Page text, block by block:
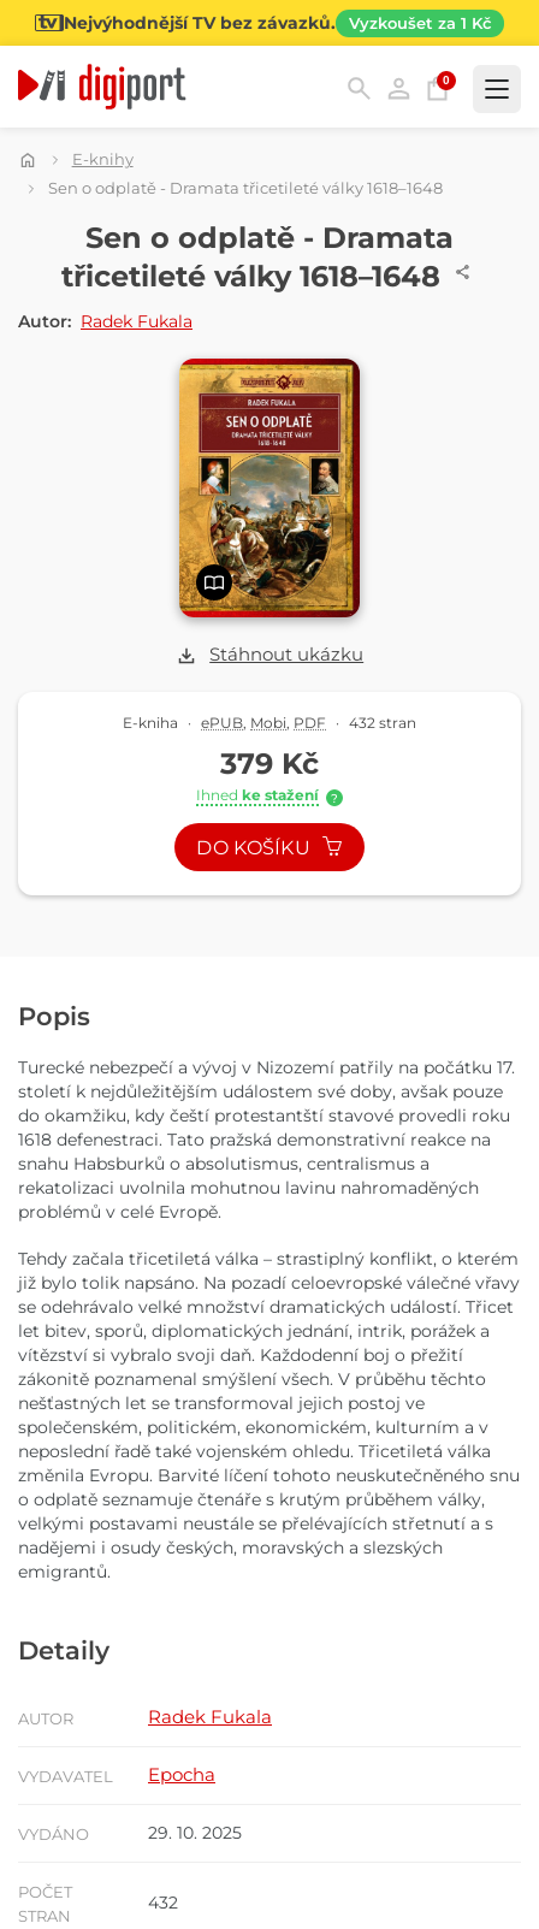
Nejvýhodnější TV bez závazků. Vyzkoušet za 1 Kč
0
Kategorie
E-knihy
Sen o odplatě - Dramata třicetileté války 1618–1648
Stáhnout ukázku
Sen o odplatě - Dramata
třicetileté války 1618–1648
Autor: Radek Fukala
E-kniha · ePUB, Mobi, PDF · 432 stran
379 Kč
Ihned ke stažení ?
DO KOŠÍKU
Popis
Turecké nebezpečí a vývoj v Nizozemí patřily na počátku 17.
století k nejdůležitějším událostem své doby, avšak pouze
do okamžiku, kdy čeští protestantští stavové provedli roku
1618 defenestraci. Tato pražská demonstrativní reakce na
snahu Habsburků o absolutismus, centralismus a
rekatolizaci uvolnila mohutnou lavinu nahromaděných
problémů v celé Evropě.
Tehdy začala třicetiletá válka – strastiplný konflikt, o kterém
již bylo tolik napsáno. Na pozadí celoevropské válečné vřavy
se odehrávalo velké množství dramatických událostí. Třicet
let bitev, sporů, diplomatických jednání, intrik, porážek a
vítězství si vybralo svoji daň. Každodenní boj o přežití
zákonitě poznamenal smýšlení všech. V průběhu těchto
nešťastných let se transformoval jejich postoj ve
společenském, politickém, ekonomickém, kulturním a v
neposlední řadě také vojenském ohledu. Třicetiletá válka
změnila Evropu. Barvité líčení tohoto neuskutečněného snu
o odplatě seznamuje čtenáře s krutým průběhem války,
velkými postavami neustále se přelévajících střetnutí a s
nadějemi i osudy českých, moravských a slezských
emigrantů.
Detaily
AUTOR Radek Fukala
VYDAVATEL Epocha
VYDÁNO 29. 10. 2025
POČET
STRAN
432